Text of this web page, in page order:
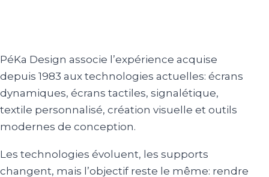
PéKa Design associe l’expérience acquise
depuis 1983 aux technologies actuelles: écrans
dynamiques, écrans tactiles, signalétique,
textile personnalisé, création visuelle et outils
modernes de conception.
Les technologies évoluent, les supports
changent, mais l’objectif reste le même: rendre